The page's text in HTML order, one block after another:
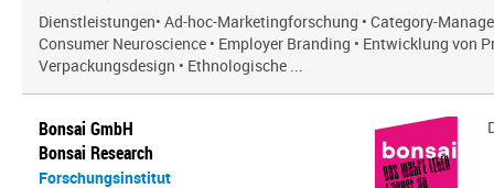
Dienstleistungen• Ad-hoc-Marketingforschung • Category-
Consumer Neuroscience • Employer Branding • Entwicklung von
Verpackungsdesign • Ethnologische ...
Bonsai GmbH
Bonsai Research
Forschungsinstitut